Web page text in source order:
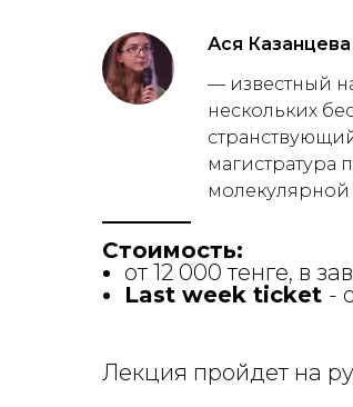
Ася Казанцева
— известный
нескольких
магистратура
молекулярной
Стоимость:
от 12 000 тенге, в
Last week ticket -
Лекция пройдет на